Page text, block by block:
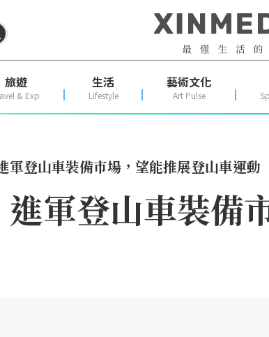
旅遊
& Exp
生活
Lifestyle
藝術文化
Art Pulse
軍登山車裝備市場，望能推展登山車運動
進軍登山車裝備